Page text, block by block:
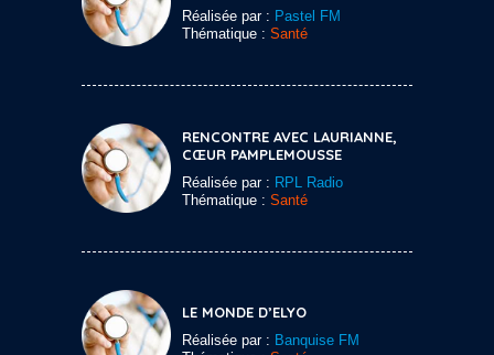
Réalisée par : Pastel FM
Thématique : Santé
RENCONTRE AVEC LAURIANNE,
CŒUR PAMPLEMOUSSE
Réalisée par : RPL Radio
Thématique : Santé
LE MONDE D’ELYO
Réalisée par : Banquise FM